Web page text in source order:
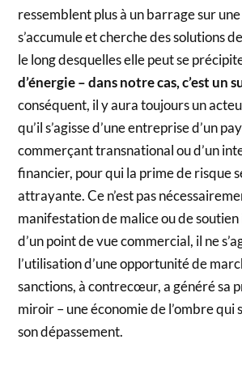
ressemblent plus à un barrage sur
s’accumule et cherche des solutions
le long desquelles elle peut se
d’énergie – dans notre cas, c’est un
conséquent, il y aura toujours un
qu’il s’agisse d’une entreprise d’un
commerçant transnational ou d’un
financier, pour qui la prime de risque
attrayante. Ce n’est pas
manifestation de malice ou de
d’un point de vue commercial, il ne
l’utilisation d’une opportunité de
sanctions, à contrecœur, a généré sa
miroir – une économie de l’ombre qui
son dépassement.